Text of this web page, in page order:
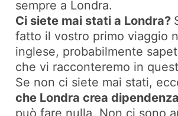
sempre a Londra.
Ci siete mai stati a Londra?
fatto il vostro primo viaggio
inglese, probabilmente
che vi racconteremo in
Se non ci siete mai stati,
che Londra crea